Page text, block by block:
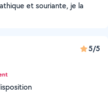
et souriante, je la
5/5